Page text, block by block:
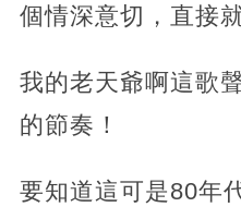
個情深意切，直接
我的老天爺啊這歌
的節奏！
要知道這可是80年